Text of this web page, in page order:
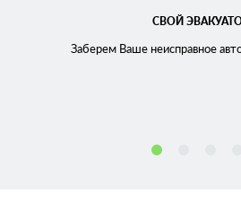
СВОЙ
Заберем Ваше неисправное